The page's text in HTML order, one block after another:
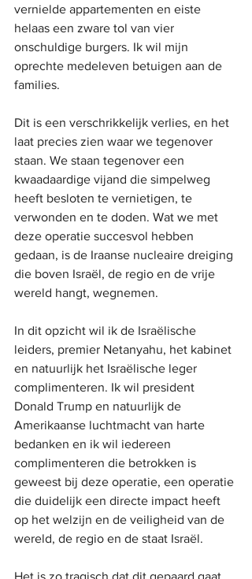
vernielde appartementen en eiste
helaas een zware tol van vier
onschuldige burgers. Ik wil mijn
oprechte medeleven betuigen aan de
families.
Dit is een verschrikkelijk verlies, en het
laat precies zien waar we tegenover
staan. We staan ​​tegenover een
kwaadaardige vijand die simpelweg
heeft besloten te vernietigen, te
verwonden en te doden. Wat we met
deze operatie succesvol hebben
gedaan, is de Iraanse nucleaire dreiging
die boven Israël, de regio en de vrije
wereld hangt, wegnemen.
In dit opzicht wil ik de Israëlische
leiders, premier Netanyahu, het kabinet
en natuurlijk het Israëlische leger
complimenteren. Ik wil president
Donald Trump en natuurlijk de
Amerikaanse luchtmacht van harte
bedanken en ik wil iedereen
complimenteren die betrokken is
geweest bij deze operatie, een operatie
die duidelijk een directe impact heeft
op het welzijn en de veiligheid van de
wereld, de regio en de staat Israël.
Het is zo tragisch dat dit gepaard gaat